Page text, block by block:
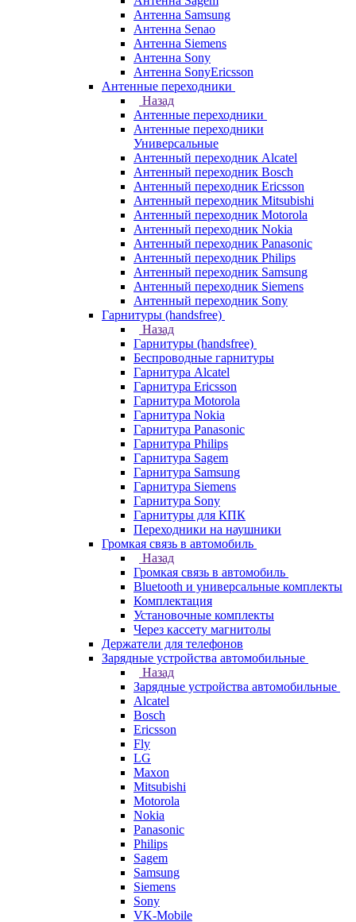
Антенна Samsung
Антенна Senao
Антенна Siemens
Антенна Sony
Антенна SonyEricsson
Антенные переходники
Назад
Антенные переходники
Антенные переходники
Универсальные
Антенный переходник Alcatel
Антенный переходник Bosch
Антенный переходник Ericsson
Антенный переходник Mitsubishi
Антенный переходник Motorola
Антенный переходник Nokia
Антенный переходник Panasonic
Антенный переходник Philips
Антенный переходник Samsung
Антенный переходник Siemens
Антенный переходник Sony
Гарнитуры (handsfree)
Назад
Гарнитуры (handsfree)
Беспроводные гарнитуры
Гарнитура Alcatel
Гарнитура Ericsson
Гарнитура Motorola
Гарнитура Nokia
Гарнитура Panasonic
Гарнитура Philips
Гарнитура Sagem
Гарнитура Samsung
Гарнитура Siemens
Гарнитура Sony
Гарнитуры для КПК
Переходники на наушники
Громкая связь в автомобиль
Назад
Громкая связь в автомобиль
Bluetooth и универсальные комплекты
Комплектация
Установочные комплекты
Через кассету магнитолы
Держатели для телефонов
Зарядные устройства автомобильные
Назад
Зарядные устройства автомобильные
Alcatel
Bosch
Ericsson
Fly
LG
Maxon
Mitsubishi
Motorola
Nokia
Panasonic
Philips
Sagem
Samsung
Siemens
Sony
VK-Mobile